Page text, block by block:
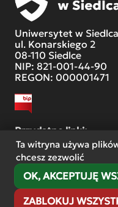
Ta witryna używa
chcesz zezwolić
OK, AKCEPTUJĘ
ZABLOKUJ
Uniwersytet w
ul. Konarskiego 2
08-110 Siedlce
NIP: 821-001-44-90
REGON: 000001471
Przydatne linki:
Centrum współpracy
międzynarodowej